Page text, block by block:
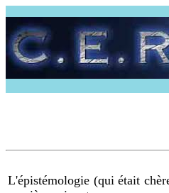
L'épistémologie (qui était